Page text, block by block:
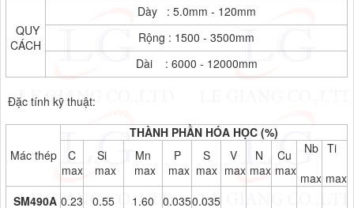
QUY
CÁCH
Dày : 5.0mm - 120mm
Rộng : 1500 - 3500mm
Dài : 6000 - 12000mm
Đặc tính kỹ thuật:
Mác thép
THÀNH PHẦN HÓA HỌC (%)
C
max
Si
max
Mn
max
P
max
S
max
V
max
N
max
Cu
max
Nb
max
Ti
max
SM490A 0.23 0.55 1.60 0.0350.035